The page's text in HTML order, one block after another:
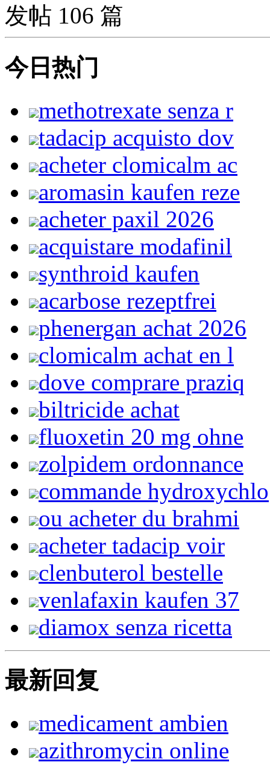
发帖 106 篇
今日热门
methotrexate senza r
tadacip acquisto dov
acheter clomicalm ac
aromasin kaufen reze
acheter paxil 2026
acquistare modafinil
synthroid kaufen
acarbose rezeptfrei
phenergan achat 2026
clomicalm achat en l
dove comprare praziq
biltricide achat
fluoxetin 20 mg ohne
zolpidem ordonnance
commande hydroxychlo
ou acheter du brahmi
acheter tadacip voir
clenbuterol bestelle
venlafaxin kaufen 37
diamox senza ricetta
最新回复
medicament ambien
azithromycin online